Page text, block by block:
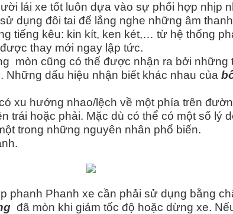
lái xe tốt luôn dựa vào sự phối hợp nhịp
dụng đôi tai để lắng nghe những âm
tiếng kêu: kin kít, ken két,… từ hệ thống
thay mới ngay lập tức.
mòn cũng có thể được nhận ra bởi những
Những dấu hiệu nhận biết khác nhau của
xu hướng nhao/lệch về một phía trên
trái hoặc phải. Mặc dù có thể có một số lý
trong những nguyên nhân phổ biến.
phanh Phanh xe cần phải sử dụng bằng
đã mòn khi giảm tốc độ hoặc dừng xe.